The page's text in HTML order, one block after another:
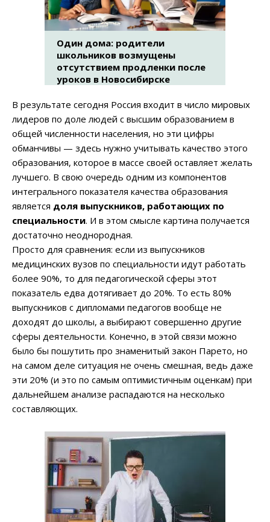
Один дома: родители
школьников возмущены
отсутствием продленки после
уроков в Новосибирске
В результате сегодня Россия входит в число мировых
лидеров по доле людей с высшим образованием в
общей численности населения, но эти цифры
обманчивы — здесь нужно учитывать качество этого
образования, которое в массе своей оставляет желать
лучшего. В свою очередь одним из компонентов
интегрального показателя качества образования
является доля выпускников, работающих по
специальности. И в этом смысле картина получается
достаточно неоднородная.
Просто для сравнения: если из выпускников
медицинских вузов по специальности идут работать
более 90%, то для педагогической сферы этот
показатель едва дотягивает до 20%. То есть 80%
выпускников с дипломами педагогов вообще не
доходят до школы, а выбирают совершенно другие
сферы деятельности. Конечно, в этой связи можно
было бы пошутить про знаменитый закон Парето, но
на самом деле ситуация не очень смешная, ведь даже
эти 20% (и это по самым оптимистичным оценкам) при
дальнейшем анализе распадаются на несколько
составляющих.